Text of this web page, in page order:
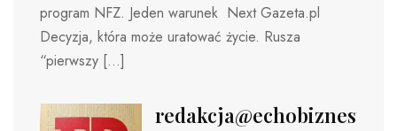
program NFZ. Jeden warunek Next Gazeta.pl
Decyzja, która może uratować życie. Rusza
“pierwszy […]
redakcja@echobiznesu.pl